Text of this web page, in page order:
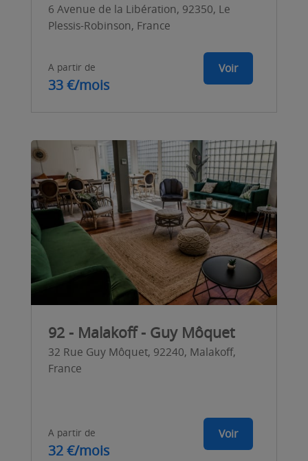
6 Avenue de la Libération, 92350, Le
Plessis-Robinson, France
A partir de
33 €/mois
Voir
92 - Malakoff - Guy Môquet
32 Rue Guy Môquet, 92240, Malakoff,
France
A partir de
32 €/mois
Voir